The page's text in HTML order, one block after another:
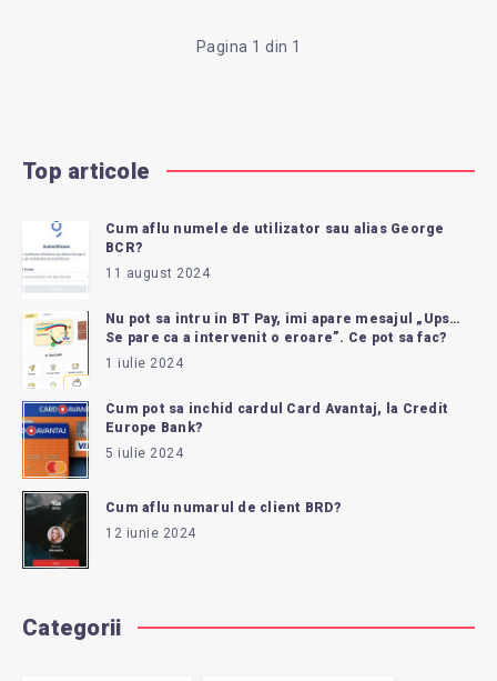
Pagina 1 din 1
Top articole
Cum aflu numele de utilizator sau alias George
BCR?
11 august 2024
Nu pot sa intru in BT Pay, imi apare mesajul „Ups…
Se pare ca a intervenit o eroare”. Ce pot sa fac?
1 iulie 2024
Cum pot sa inchid cardul Card Avantaj, la Credit
Europe Bank?
5 iulie 2024
Cum aflu numarul de client BRD?
12 iunie 2024
Categorii